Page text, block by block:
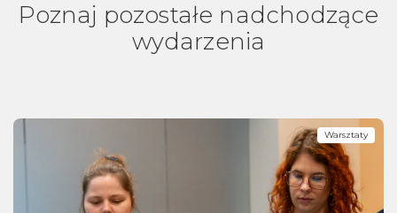
Poznaj pozostałe nadchodzące
wydarzenia
Warsztaty